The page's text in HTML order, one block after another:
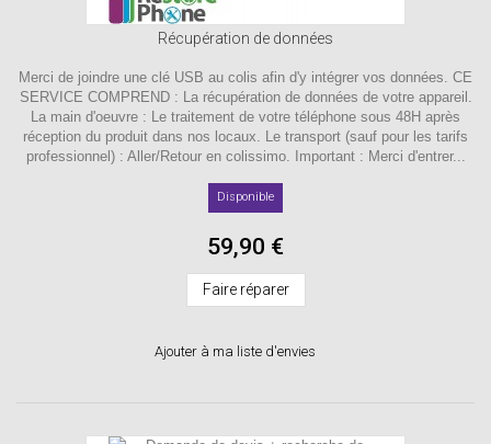
Récupération de données
Merci de joindre une clé USB au colis afin d'y intégrer vos données. CE
SERVICE COMPREND : La récupération de données de votre appareil.
La main d'oeuvre : Le traitement de votre téléphone sous 48H après
réception du produit dans nos locaux. Le transport (sauf pour les tarifs
professionnel) : Aller/Retour en colissimo. Important : Merci d'entrer...
Disponible
59,90 €
Faire réparer
Ajouter à ma liste d'envies